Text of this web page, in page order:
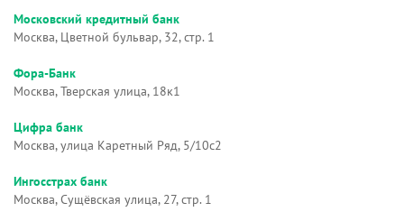
Московский кредитный банк
Москва, Цветной бульвар, 32, стр. 1
Фора-Банк
Москва, Тверская улица, 18к1
Цифра банк
Москва, улица Каретный Ряд, 5/10с2
Ингосстрах банк
Москва, Сущёвская улица, 27, стр. 1